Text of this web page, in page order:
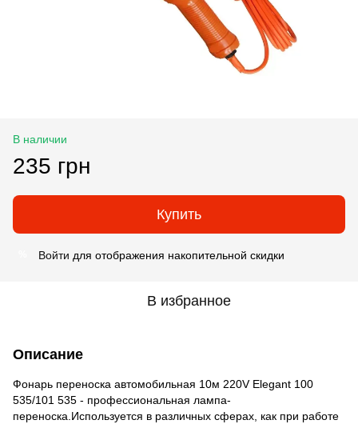
В наличии
235 грн
Купить
Войти для отображения накопительной скидки
В избранное
Описание
Фонарь переноска автомобильная 10м 220V Elegant 100
535/101 535 - профессиональная лампа-
переноска.Используется в различных сферах, как при работе